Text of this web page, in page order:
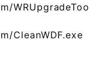
WRUpgradeToo
CleanWDF.exe